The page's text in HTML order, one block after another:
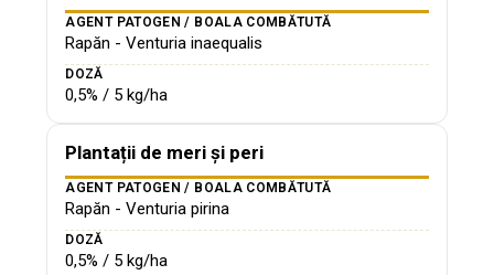
AGENT PATOGEN / BOALA COMBĂTUTĂ
Rapăn - Venturia inaequalis
DOZĂ
0,5% / 5 kg/ha
Plantații de meri și peri
AGENT PATOGEN / BOALA COMBĂTUTĂ
Rapăn - Venturia pirina
DOZĂ
0,5% / 5 kg/ha